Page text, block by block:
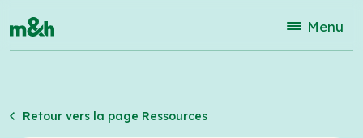
Menu
Retour vers la page Ressources